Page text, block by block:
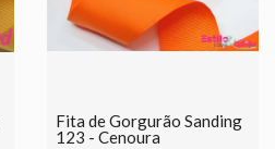
Fita de Gorgurão Sanding
123 - Cenoura